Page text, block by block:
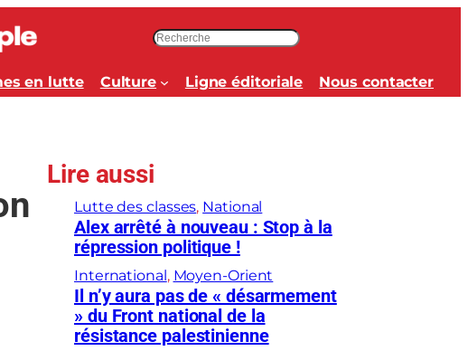
c
h
h
r
en lutte Culture Ligne éditoriale Nous contacter
Lire aussi
Lutte des classes, National
Alex arrêté à nouveau : Stop à la
répression politique !
International, Moyen-Orient
Il n’y aura pas de « désarmement
» du Front national de la
résistance palestinienne